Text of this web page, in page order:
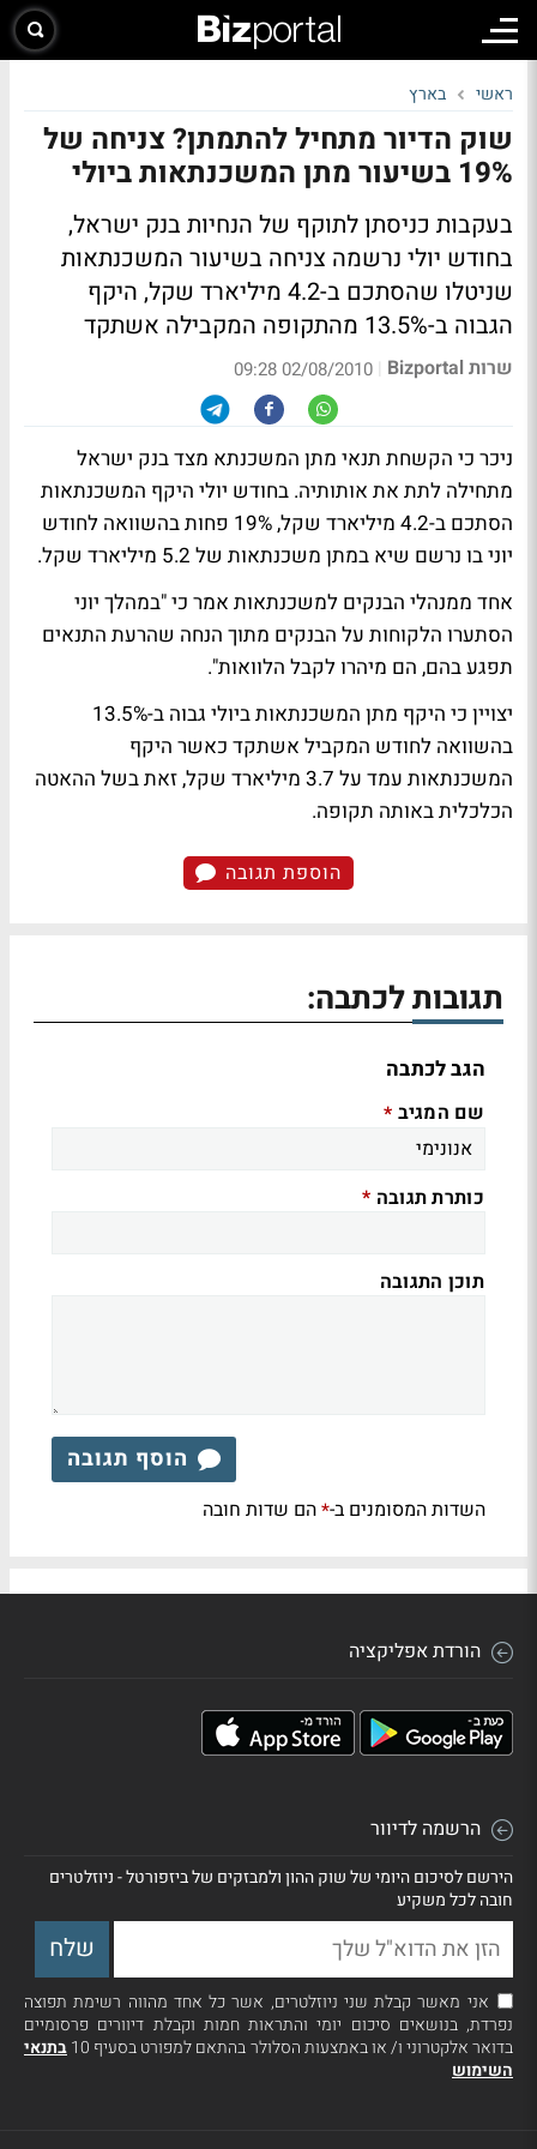
ראשי בארץ
שוק הדיור מתחיל להתמתן? צניחה של
19% בשיעור מתן המשכנתאות ביולי
בעקבות כניסתן לתוקף של הנחיות בנק ישראל,
בחודש יולי נרשמה צניחה בשיעור המשכנתאות
שניטלו שהסתכם ב-4.2 מיליארד שקל, היקף
הגבוה ב-13.5% מהתקופה המקבילה אשתקד
שרות Bizportal |
02/08/2010 09:28
ניכר כי הקשחת תנאי מתן המשכנתא מצד בנק ישראל
מתחילה לתת את אותותיה. בחודש יולי היקף המשכנתאות
הסתכם ב-4.2 מיליארד שקל, 19% פחות בהשוואה לחודש
יוני בו נרשם שיא במתן משכנתאות של 5.2 מיליארד שקל.
אחד ממנהלי הבנקים למשכנתאות אמר כי "במהלך יוני
הסתערו הלקוחות על הבנקים מתוך הנחה שהרעת התנאים
תפגע בהם, הם מיהרו לקבל הלוואות".
יצויין כי היקף מתן המשכנתאות ביולי גבוה ב-13.5%
בהשוואה לחודש המקביל אשתקד כאשר היקף
המשכנתאות עמד על 3.7 מיליארד שקל, זאת בשל ההאטה
הכלכלית באותה תקופה.
הוספת תגובה
תגובות לכתבה:
הגב לכתבה
שם המגיב *
כותרת תגובה *
תוכן התגובה
הוסף תגובה
השדות המסומנים ב-*הם שדות חובה
הורדת אפליקציה
הרשמה לדיוור
הירשם לסיכום היומי של שוק ההון ולמבזקים של ביזפורטל - ניוזלטרים
חובה לכל משקיע
אני מאשר קבלת שני ניוזלטרים, אשר כל אחד מהווה רשימת תפוצה
נפרדת, בנושאים סיכום יומי והתראות חמות וקבלת דיוורים פרסומיים
בדואר אלקטרוני ו/ או באמצעות הסלולר בהתאם למפורט בסעיף 10
בתנאי
השימוש